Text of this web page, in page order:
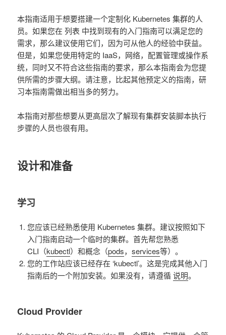
本指南适用于想要搭建一个定制化 Kubernetes 集群的人
员。如果您在 列表 中找到现有的入门指南可以满足您的
需求，那么建议使用它们，因为可从他人的经验中获益。
但是，如果您使用特定的 IaaS，网络，配置管理或操作系
统，同时又不符合这些指南的要求，那么本指南会为您提
供所需的步骤大纲。请注意，比起其他预定义的指南，研
习本指南需做出相当多的努力。
本指南对那些想要从更高层次了解现有集群安装脚本执行
步骤的人员也很有用。
设计和准备
学习
您应该已经熟悉使用 Kubernetes 集群。建议按照如下
入门指南启动一个临时的集群。首先帮您熟悉
CLI（kubectl）和概念（pods，services等）。
您的工作站应该已经存在 ‘kubectl’。这是完成其他入门
指南后的一个附加安装。如果没有，请遵循说明。
Cloud Provider